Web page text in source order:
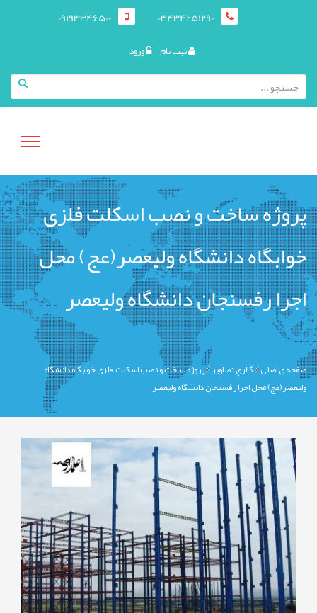
03434251290
09193346500
ثبت نام ورود
منوی
کاربری
پروژه ساخت و نصب اسکلت فلزی
خوابگاه دانشگاه ولیعصر(عج) محل
اجرا رفسنجان دانشگاه ولیعصر
صفحه ی اصلی گالري تصاوير پروژه ساخت و نصب اسکلت فلزی خوابگاه دانشگاه
ولیعصر(عج) محل اجرا رفسنجان دانشگاه ولیعصر